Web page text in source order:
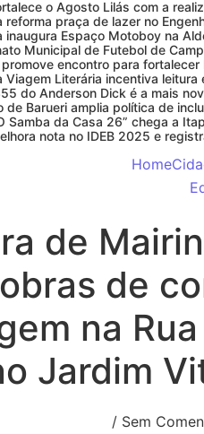
o Agosto Lilás com a
reforma praça de lazer no
Home
de
de
na
Jardim
/ Sem